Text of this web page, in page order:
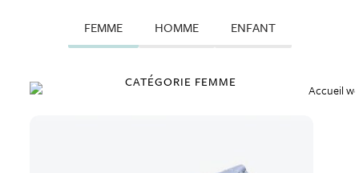
FEMME HOMME ENFANT
CATÉGORIE FEMME